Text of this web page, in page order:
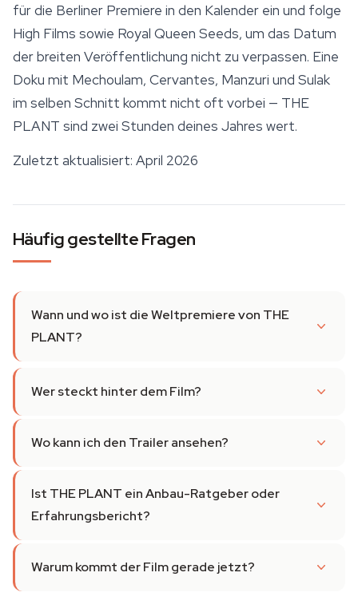
für die Berliner Premiere in den Kalender ein und folge
High Films sowie Royal Queen Seeds, um das Datum
der breiten Veröffentlichung nicht zu verpassen. Eine
Doku mit Mechoulam, Cervantes, Manzuri und Sulak
im selben Schnitt kommt nicht oft vorbei — THE
PLANT sind zwei Stunden deines Jahres wert.
Zuletzt aktualisiert: April 2026
Häufig gestellte Fragen
Wann und wo ist die Weltpremiere von THE
PLANT?
Wer steckt hinter dem Film?
Wo kann ich den Trailer ansehen?
Ist THE PLANT ein Anbau-Ratgeber oder
Erfahrungsbericht?
Warum kommt der Film gerade jetzt?